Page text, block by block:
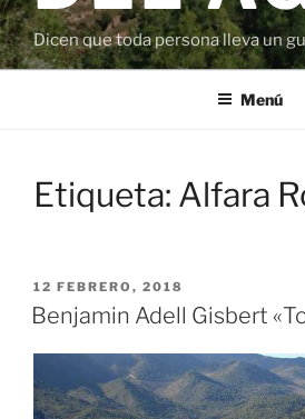
Dicen que toda persona lleva un
Menú
Etiqueta: Alfara
PUBLICADO
EL
12 FEBRERO, 2018
Benjamin Adell Gisbert